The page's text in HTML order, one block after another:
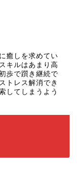
癒しを求めてい
キルはあまり高
歩で躓き継続で
トレス解消でき
してしまうよう